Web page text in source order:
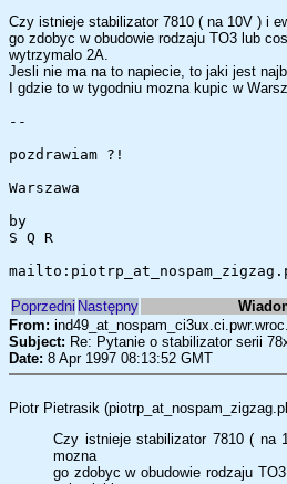
Czy istnieje stabilizator 7810 ( na 10V ) i
go zdobyc w obudowie rodzaju TO3 lub
wytrzymalo 2A.
Jesli nie ma na to napiecie, to jaki jest
I gdzie to w tygodniu mozna kupic w
--
pozdrawiam ?!
Warszawa
by
S Q R
Poprzedni Następny
From:
Subject: Re: Pytanie o stabilizator serii
Date: 8 Apr 1997 08:13:52 GMT
Piotr Pietrasik
Czy istnieje stabilizator 7810 (
mozna
go zdobyc w obudowie rodzaju